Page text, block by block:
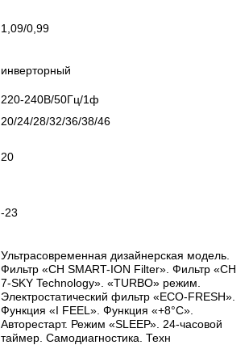
1,09/0,99
инверторный
220-240В/50Гц/1ф
20/24/28/32/36/38/46
20
-23
Ультрасовременная дизайнерская модель.
Фильтр «CH SMART-ION Filter». Фильтр «CH
7-SKY Technology». «TURBO» режим.
Электростатический фильтр «ЕСО-FRESH».
Функция «I FEEL». Функция «+8°С».
Авторестарт. Режим «SLЕЕР». 24-часовой
таймер. Самодиагностика. Техн